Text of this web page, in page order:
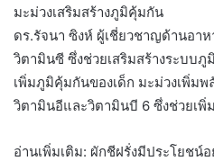
มะม่วงเสริมสร้างภูมิคุ้มกัน
ดร.รัจนา ซิงห์ ผู้เชี่ยวชาญด้านอา
วิตามินซี ซึ่งช่วยเสริมสร้างระบบ
เพิ่มภูมิคุ้มกันของเด็ก มะม่วงเพิ่ม
วิตามินอีและวิตามินบี 6 ซึ่งช่วยเ
อ่านเพิ่มเติม: ผักชีฝรั่งมีประโยชน์